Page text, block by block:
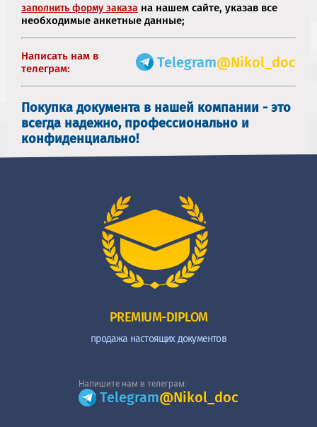
заполнить форму заказа на нашем сайте, указав все
необходимые анкетные данные;
Написать нам в
телеграм:
Telegram@Nikol_doc
Покупка документа в нашей компании - это
всегда надежно, профессионально и
конфиденциально!
PREMIUM-DIPLOM
продажа настоящих документов
Напишите нам в телеграм:
Telegram@Nikol_doc